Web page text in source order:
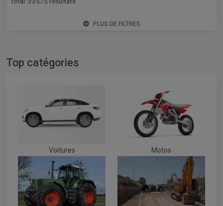
PLUS DE FILTRES
Top catégories
Voitures Motos